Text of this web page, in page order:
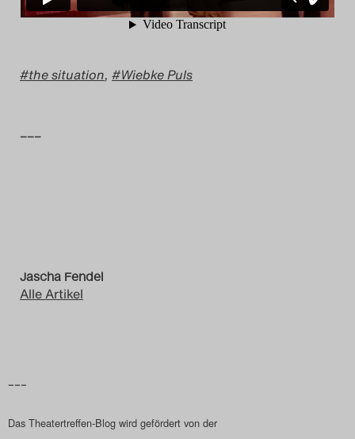
the situation, Wiebke Puls
–––
Jascha Fendel
Alle Artikel
–––
Das Theatertreffen-Blog wird gefördert von der